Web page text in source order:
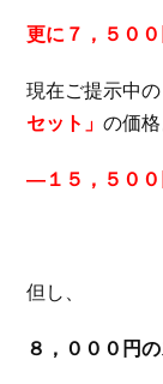
更に７，５０
現在ご提示中の
セット」の価格
―１５，５００
但し、
８，０００円